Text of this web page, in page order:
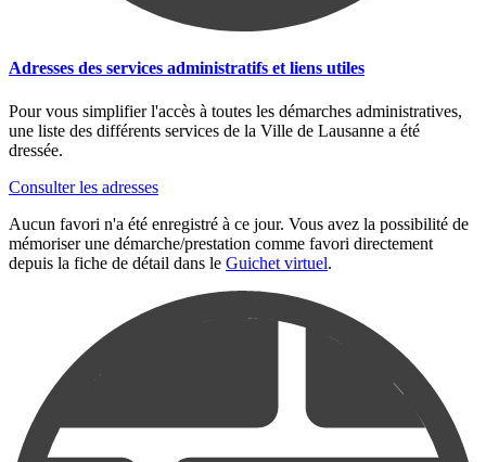
Adresses des services administratifs et liens utiles
Pour vous simplifier l'accès à toutes les démarches administratives,
une liste des différents services de la Ville de Lausanne a été
dressée.
Consulter les adresses
Aucun favori n'a été enregistré à ce jour. Vous avez la possibilité de
mémoriser une démarche/prestation comme favori directement
depuis la fiche de détail dans le Guichet virtuel.